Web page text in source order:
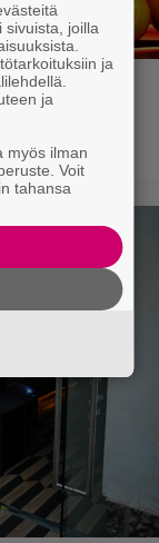
isot
sivuista, joilla
ja
ja
myös ilman
Voit
tahansa